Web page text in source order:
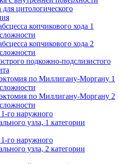
цитологического
копчикового хода 1
копчикового хода 2
подкожно-подслизистого
по Миллигану-Моргану 1
по Миллигану-Моргану 2
го наружного
узла, 1 категории
го наружного
узла, 2 категории